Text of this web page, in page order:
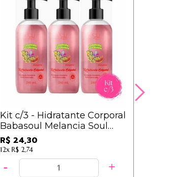
Kit c/3 - Hidratante Corporal
Babasoul Melancia Soul
Cosméticos
R$ 24,30
12x R$ 2,74